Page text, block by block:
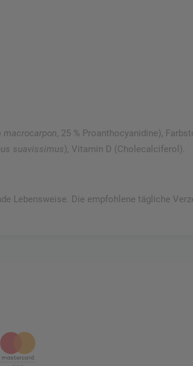
macrocarpon, 25 % Proanthocyanidine),
suavissimus), Vitamin D (Cholecalciferol).
Lebensweise. Die empfohlene tägliche